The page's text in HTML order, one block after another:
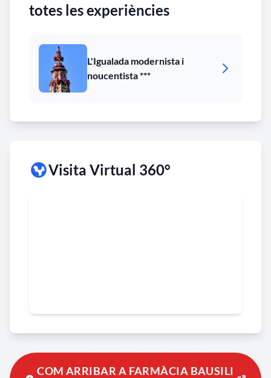
totes les experiències
L'Igualada modernista i
noucentista ***
Visita Virtual 360°
COM ARRIBAR A FARMÀCIA BAUSILI